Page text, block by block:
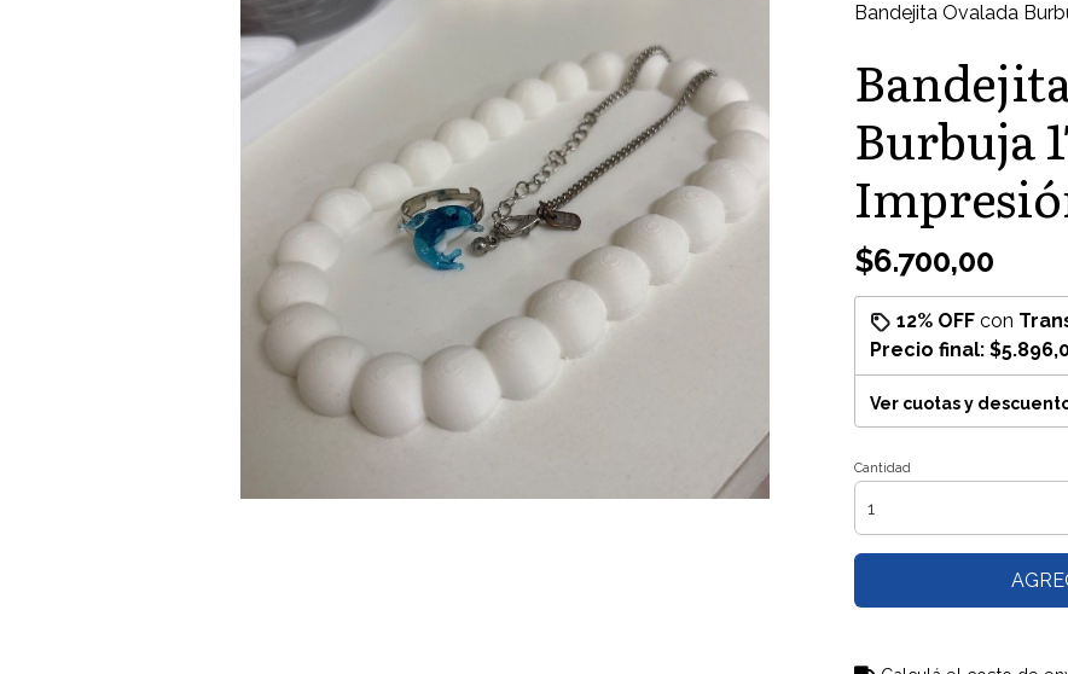
Bandejita Ovalada
Burbuja
$6.700,00
12% OFF con
Precio final:
Ver cuotas y
Cantidad